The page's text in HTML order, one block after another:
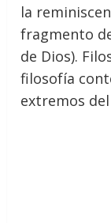
la
fragmento
de Dios).
filosofía
extremos